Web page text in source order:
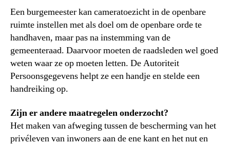
Een burgemeester kan cameratoezicht in de openbare
ruimte instellen met als doel om de openbare orde te
handhaven, maar pas na instemming van de
gemeenteraad. Daarvoor moeten de raadsleden wel goed
weten waar ze op moeten letten. De Autoriteit
Persoonsgegevens helpt ze een handje en stelde een
handreiking op.
Zijn er andere maatregelen onderzocht?
Het maken van afweging tussen de bescherming van het
privéleven van inwoners aan de ene kant en het nut en